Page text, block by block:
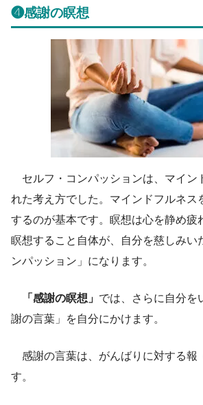
❹感謝の瞑想
セルフ・コンパッションは、マイン
れた考え方でした。マインドフルネス
するのが基本です。瞑想は心を静め疲
瞑想すること自体が、自分を慈しみい
ンパッション」になります。
「感謝の瞑想」 では、さらに自分を
謝の言葉」を自分にかけます。
感謝の言葉は、がんばりに対する報
す。